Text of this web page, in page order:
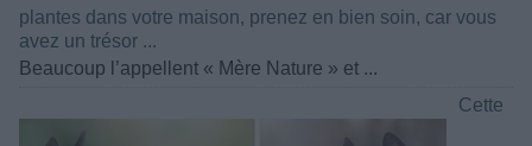
plantes dans votre maison, prenez en bien soin, car vous
avez un trésor ...
Beaucoup l’appellent « Mère Nature » et ...
Cette